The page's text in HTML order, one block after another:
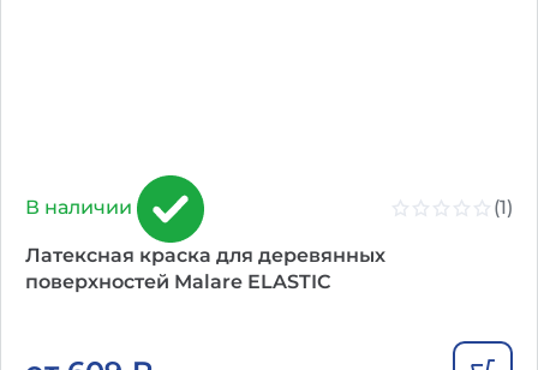
В наличии (1)
Латексная краска для деревянных
поверхностей Malare ELASTIC